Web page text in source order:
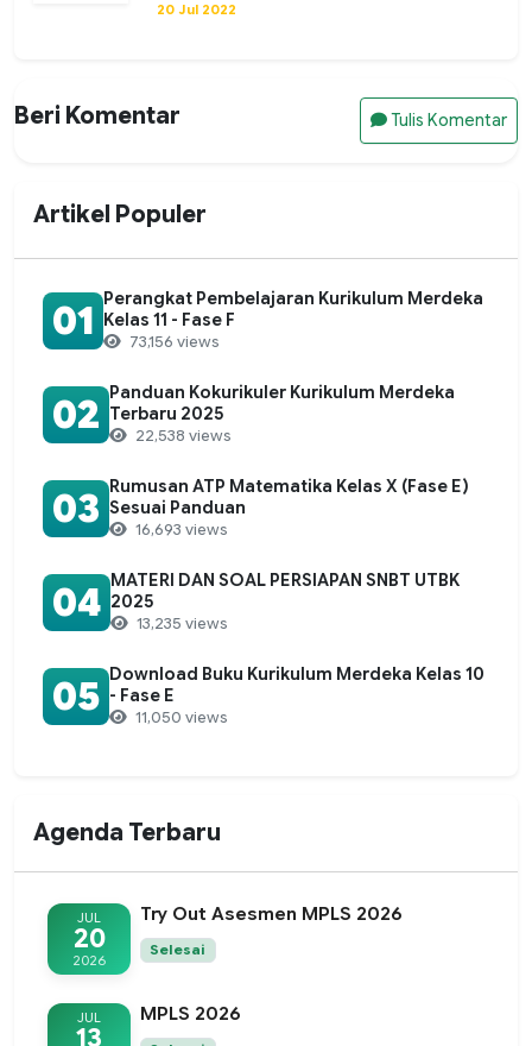
20 Jul 2022
Beri Komentar Tulis Komentar
Artikel Populer
01 Perangkat Pembelajaran Kurikulum Merdeka
Kelas 11 - Fase F
73,156 views
02 Panduan Kokurikuler Kurikulum Merdeka
Terbaru 2025
22,538 views
03 Rumusan ATP Matematika Kelas X (Fase E)
Sesuai Panduan
16,693 views
04 MATERI DAN SOAL PERSIAPAN SNBT UTBK
2025
13,235 views
05 Download Buku Kurikulum Merdeka Kelas 10
- Fase E
11,050 views
Agenda Terbaru
JUL
20
2026
Try Out Asesmen MPLS 2026
Selesai
JUL
13
MPLS 2026